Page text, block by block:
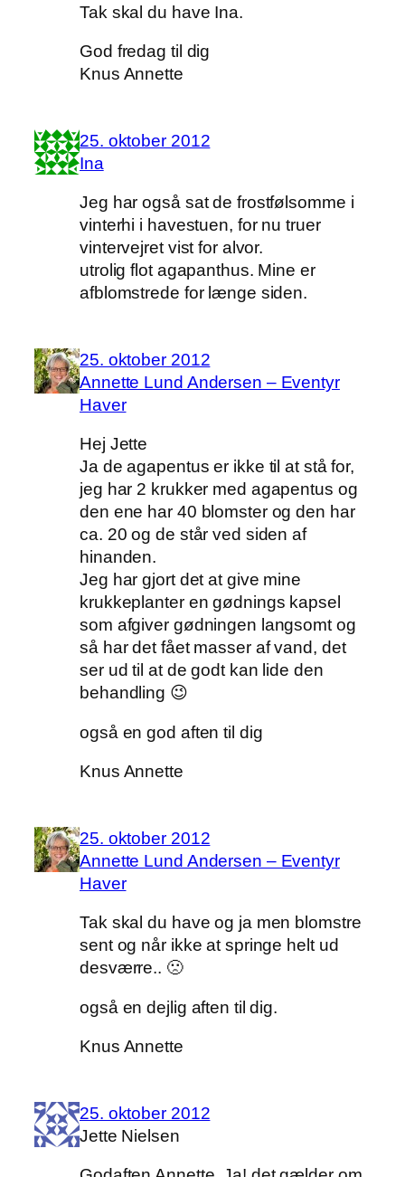
Tak skal du have Ina.
God fredag til dig
Knus Annette
25. oktober 2012
Ina
Jeg har også sat de frostfølsomme i
vinterhi i havestuen, for nu truer
vintervejret vist for alvor.
utrolig flot agapanthus. Mine er
afblomstrede for længe siden.
25. oktober 2012
Annette Lund Andersen – Eventyr
Haver
Hej Jette
Ja de agapentus er ikke til at stå for,
jeg har 2 krukker med agapentus og
den ene har 40 blomster og den har
ca. 20 og de står ved siden af
hinanden.
Jeg har gjort det at give mine
krukkeplanter en gødnings kapsel
som afgiver gødningen langsomt og
så har det fået masser af vand, det
ser ud til at de godt kan lide den
behandling 😉
også en god aften til dig
Knus Annette
25. oktober 2012
Annette Lund Andersen – Eventyr
Haver
Tak skal du have og ja men blomstre
sent og når ikke at springe helt ud
desværre.. 🙁
også en dejlig aften til dig.
Knus Annette
25. oktober 2012
Jette Nielsen